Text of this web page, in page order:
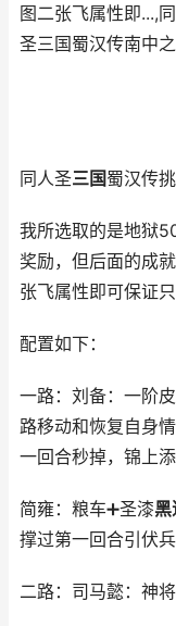
图二张飞属性即...,
圣三国蜀汉传南中
同人圣三国蜀汉传
我所选取的是地狱
奖励，但后面的成
张飞属性即可保证只
配置如下：
一路：刘备：一阶
路移动和恢复自身
一回合秒掉，锦上
简雍：粮车➕圣漆黑
撑过第一回合引伏兵
二路：司马懿：神